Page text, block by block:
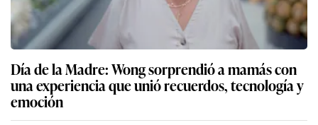
Día de la Madre: Wong sorprendió a mamás con
una experiencia que unió recuerdos, tecnología y
emoción